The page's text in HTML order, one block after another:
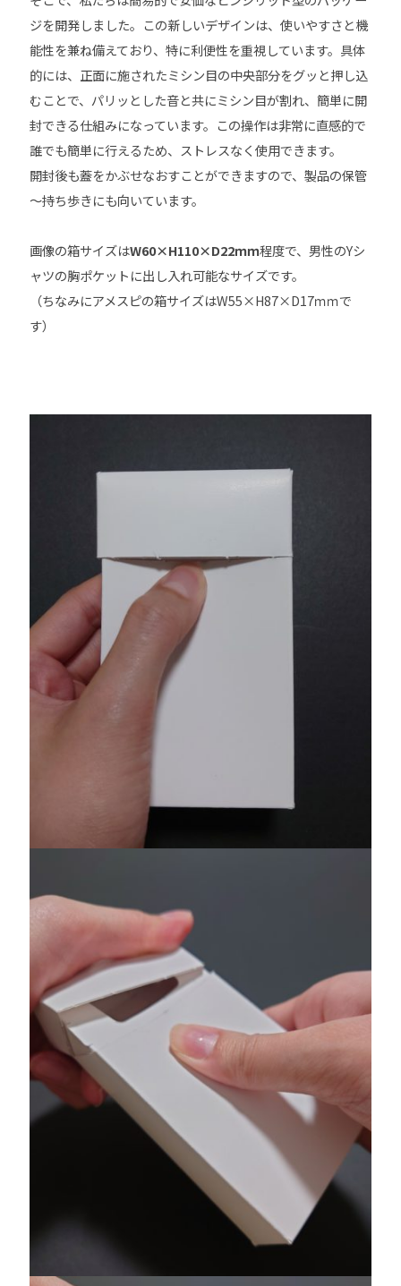
ジを開発しました。この新しいデザインは、使いやすさと機
能性を兼ね備えており、特に利便性を重視しています。具体
的には、正面に施されたミシン目の中央部分をグッと押し込
むことで、パリッとした音と共にミシン目が割れ、簡単に開
封できる仕組みになっています。この操作は非常に直感的で
誰でも簡単に行えるため、ストレスなく使用できます。
開封後も蓋をかぶせなおすことができますので、製品の保管
～持ち歩きにも向いています。
画像の箱サイズはW60×H110×D22ｍｍ程度で、男性のYシ
ャツの胸ポケットに出し入れ可能なサイズです。
（ちなみにアメスピの箱サイズはW55×H87×D17ｍｍで
す）